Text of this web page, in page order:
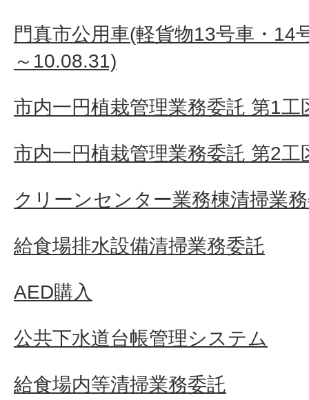
門真市公用車(軽貨物13号車・14
～10.08.31)
市内一円植栽管理業務委託 第1工
市内一円植栽管理業務委託 第2工
クリーンセンター業務棟清掃業
給食場排水設備清掃業務委託
AED購入
公共下水道台帳管理システム
給食場内等清掃業務委託